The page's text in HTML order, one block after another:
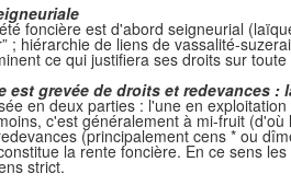
foncière est d'abord seigneurial
; hiérarchie de liens de vassalité-
ce qui justifiera ses droits sur
est grevée de droits et redevances :
en deux parties : l'une en
c'est généralement à mi-fruit
(principalement cens * ou
la rente foncière. En ce sens
strict.